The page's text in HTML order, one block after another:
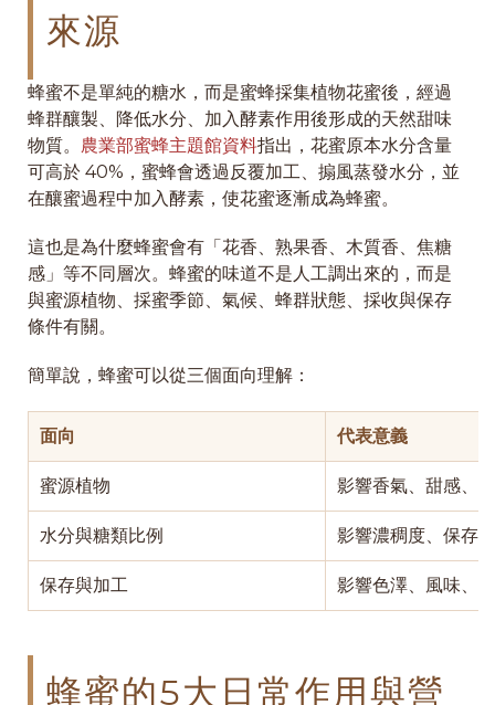
來源
蜂蜜不是單純的糖水，而是蜜蜂採集植物花蜜後，經過
蜂群釀製、降低水分、加入酵素作用後形成的天然甜味
物質。 農業部蜜蜂主題館資料指出，花蜜原本水分含量
可高於 40%，蜜蜂會透過反覆加工、搧風蒸發水分，並
在釀蜜過程中加入酵素，使花蜜逐漸成為蜂蜜。
這也是為什麼蜂蜜會有「花香、熟果香、木質香、焦糖
感」等不同層次。蜂蜜的味道不是人工調出來的，而是
與蜜源植物、採蜜季節、氣候、蜂群狀態、採收與保存
條件有關。
簡單說，蜂蜜可以從三個面向理解：
面向 代表意義
蜜源植物 影響香氣、甜感、
水分與糖類比例 影響濃稠度、保存
保存與加工 影響色澤、風味、
蜂蜜的5大日常作用與營